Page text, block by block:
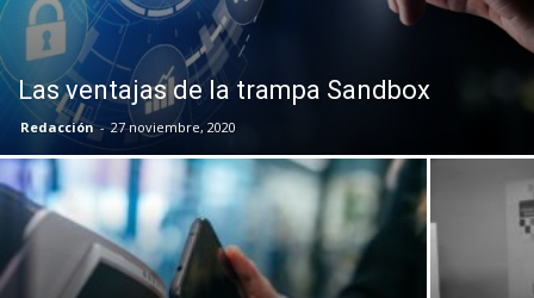
Las ventajas de la trampa Sandbox
Redacción - 27 noviembre, 2020